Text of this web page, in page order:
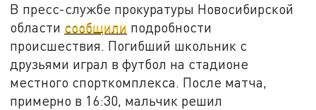
В пресс-службе прокуратуры Новосибирской
области сообщили подробности
происшествия. Погибший школьник с
друзьями играл в футбол на стадионе
местного спорткомплекса. После матча,
примерно в 16:30, мальчик решил